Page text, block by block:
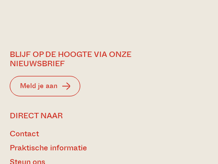
BLIJF OP DE HOOGTE VIA ONZE
NIEUWSBRIEF
Meld je aan
DIRECT NAAR
Contact
Praktische informatie